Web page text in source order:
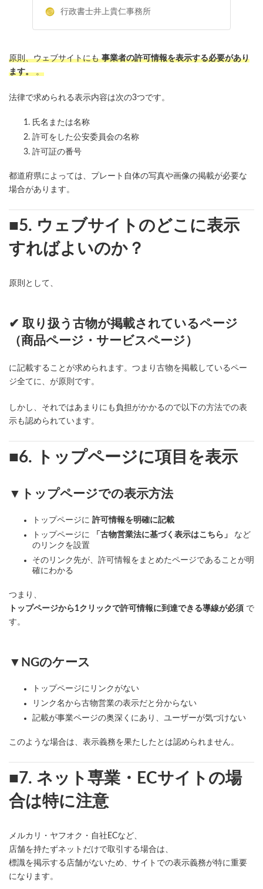
行政書士井上貴仁事務所
原則、ウェブサイトにも事業者の許可情報を表示する必要があり
ます。。
法律で求められる表示内容は次の3つです。
氏名または名称
許可をした公安委員会の名称
許可証の番号
都道府県によっては、プレート自体の写真や画像の掲載が必要な
場合があります。
■5. ウェブサイトのどこに表示
すればよいのか？
原則として、
✔ 取り扱う古物が掲載されているページ
（商品ページ・サービスページ）
に記載することが求められます。つまり古物を掲載しているペー
ジ全てに、が原則です。
しかし、それではあまりにも負担がかかるので以下の方法での表
示も認められています。
■6. トップページに項目を表示
▼トップページでの表示方法
トップページに 許可情報を明確に記載
トップページに
「古物営業法に基づく表示はこちら」
など
のリンクを設置
そのリンク先が、許可情報をまとめたページであることが明
確にわかる
つまり、
トップページから1クリックで許可情報に到達できる導線が必須 で
す。
▼NGのケース
トップページにリンクがない
リンク名から古物営業の表示だと分からない
記載が事業ページの奥深くにあり、ユーザーが気づけない
このような場合は、表示義務を果たしたとは認められません。
■7. ネット専業・ECサイトの場
合は特に注意
メルカリ・ヤフオク・自社ECなど、
店舗を持たずネットだけで取引する場合は、
標識を掲示する店舗がないため、サイトでの表示義務が特に重要
になります。